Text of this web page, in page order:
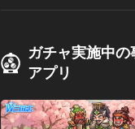
ガチャ実施中の
アプリ